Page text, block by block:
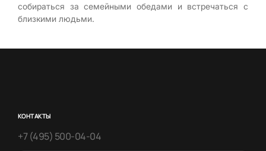
собираться за семейными обедами и встречаться с
близкими людьми.
КОНТАКТЫ
+7 (495) 500-04-04